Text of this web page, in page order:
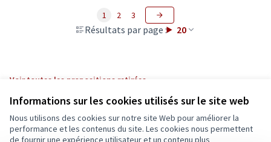
Informations sur les cookies utilisés sur le site web
Nous utilisons des cookies sur notre site Web pour améliorer la
performance et les contenus du site. Les cookies nous permettent
de fournir une expérience utilisateur et un contenu plus
Résultats par page : 20
1 2 3
Voir toutes les propositions retirées
Conditions d'utilisation
Paramètres des cookies